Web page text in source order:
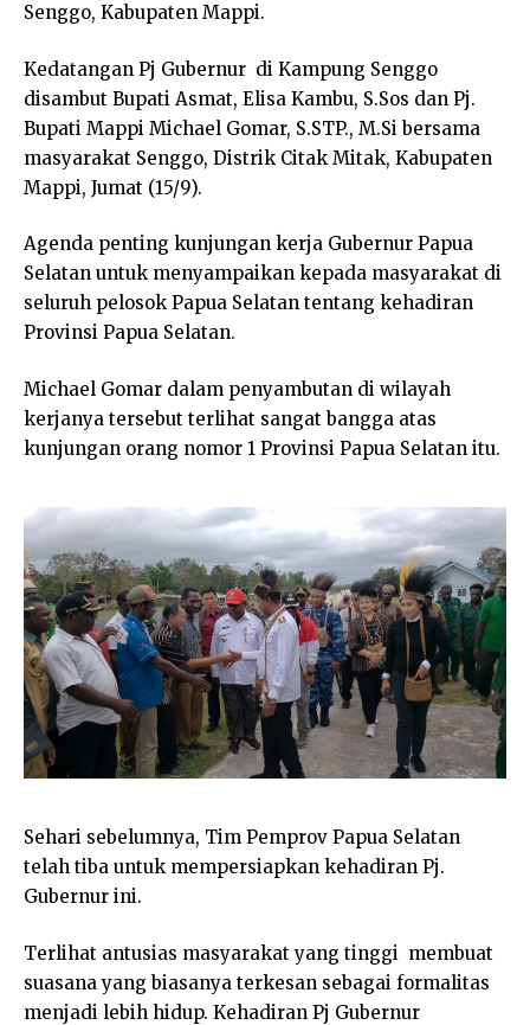
Senggo, Kabupaten Mappi.
Kedatangan Pj Gubernur di Kampung Senggo
disambut Bupati Asmat, Elisa Kambu, S.Sos dan Pj.
Bupati Mappi Michael Gomar, S.STP., M.Si bersama
masyarakat Senggo, Distrik Citak Mitak, Kabupaten
Mappi, Jumat (15/9).
Agenda penting kunjungan kerja Gubernur Papua
Selatan untuk menyampaikan kepada masyarakat di
seluruh pelosok Papua Selatan tentang kehadiran
Provinsi Papua Selatan.
Michael Gomar dalam penyambutan di wilayah
kerjanya tersebut terlihat sangat bangga atas
kunjungan orang nomor 1 Provinsi Papua Selatan itu.
Sehari sebelumnya, Tim Pemprov Papua Selatan
telah tiba untuk mempersiapkan kehadiran Pj.
Gubernur ini.
Terlihat antusias masyarakat yang tinggi membuat
suasana yang biasanya terkesan sebagai formalitas
menjadi lebih hidup. Kehadiran Pj Gubernur